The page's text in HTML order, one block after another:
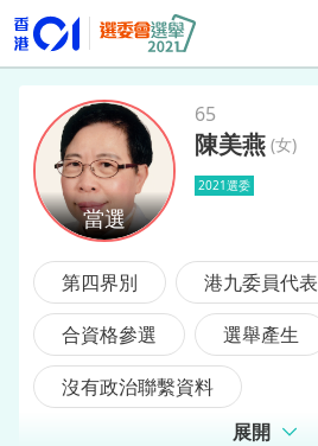
陳美燕
65
陳美燕 (女)
2021選委
第四界別
港九委員代表
合資格參選
選舉產生
沒有政治聯繫資料
展開